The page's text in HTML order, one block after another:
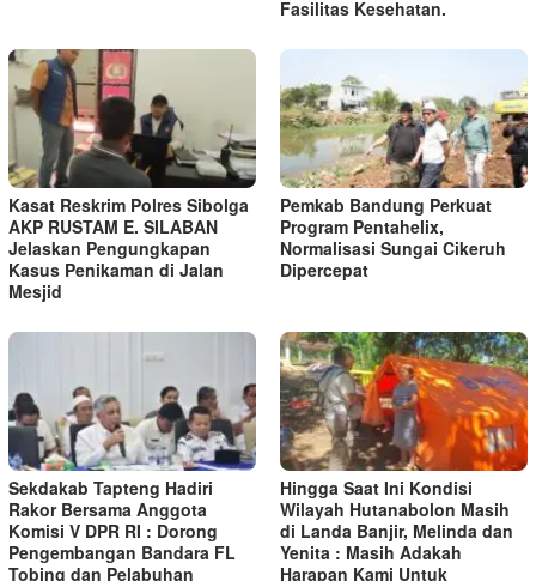
Fasilitas Kesehatan.
Kasat Reskrim Polres Sibolga
AKP RUSTAM E. SILABAN
Jelaskan Pengungkapan
Kasus Penikaman di Jalan
Mesjid
Pemkab Bandung Perkuat
Program Pentahelix,
Normalisasi Sungai Cikeruh
Dipercepat
Sekdakab Tapteng Hadiri
Rakor Bersama Anggota
Komisi V DPR RI : Dorong
Pengembangan Bandara FL
Tobing dan Pelabuhan
Hingga Saat Ini Kondisi
Wilayah Hutanabolon Masih
di Landa Banjir, Melinda dan
Yenita : Masih Adakah
Harapan Kami Untuk